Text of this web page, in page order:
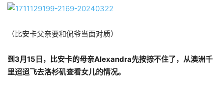
（比安卡父亲要和侃爷当面对质）
到3月15日，比安卡的母亲Alexandra先按捺不住了，从澳洲千
里迢迢飞去洛杉矶查看女儿的情况。